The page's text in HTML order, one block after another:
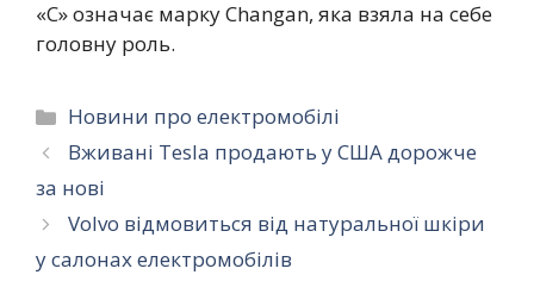
«C» означає марку Changan, яка взяла на себе
головну роль.
Категорії
Новини про електромобілі
Вживані Tesla продають у США дорожче
за нові
Volvo відмовиться від натуральної шкіри
у салонах електромобілів